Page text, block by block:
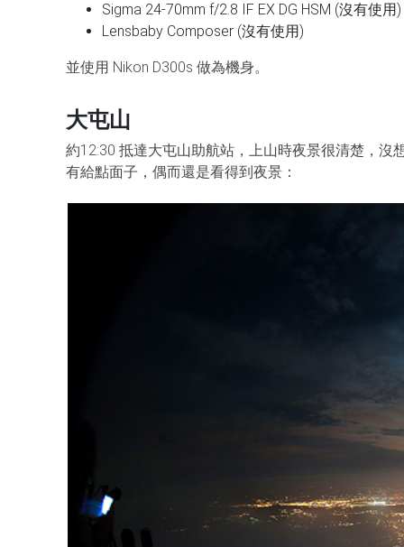
Sigma 24-70mm f/2.8 IF EX DG HSM (沒有使用)
Lensbaby Composer (沒有使用)
並使用 Nikon D300s 做為機身。
大屯山
約12:30 抵達大屯山助航站，上山時夜景很清楚，
有給點面子，偶而還是看得到夜景：